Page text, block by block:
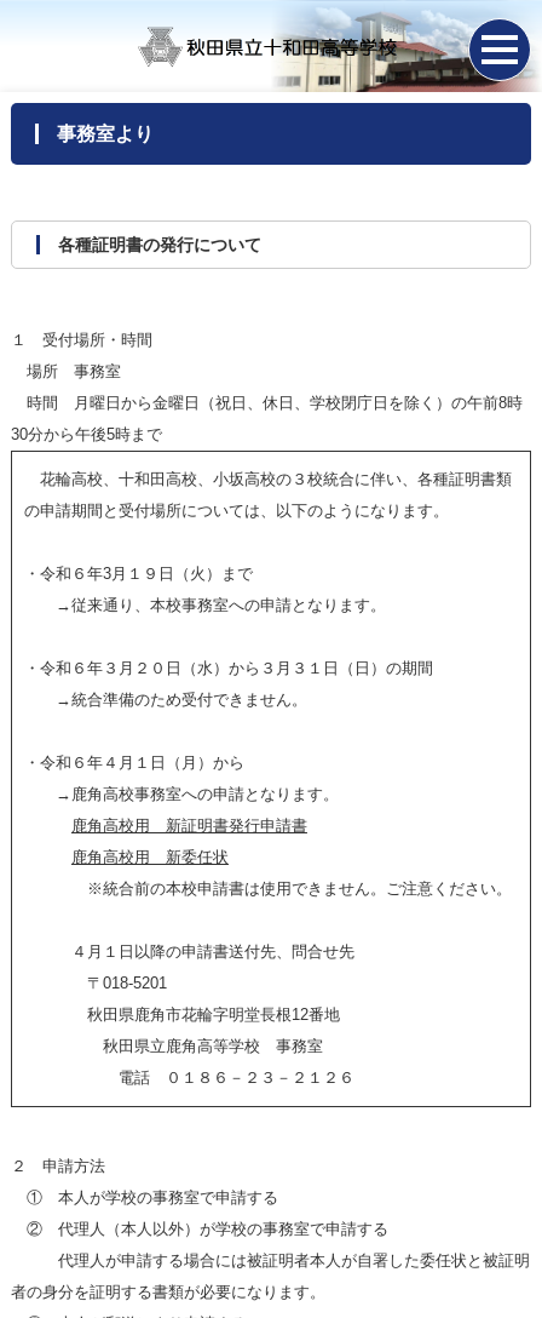
事務室より
各種証明書の発行について
１ 受付場所・時間
場所 事務室
時間 月曜日から金曜日（祝日、休日、学校閉庁日を除く）の午前8時
30分から午後5時まで
花輪高校、十和田高校、小坂高校の３校統合に伴い、各種証明書類
の申請期間と受付場所については、以下のようになります。
・令和６年3月１９日（火）まで
→従来通り、本校事務室への申請となります。
・令和６年３月２０日（水）から３月３１日（日）の期間
→統合準備のため受付できません。
・令和６年４月１日（月）から
→鹿角高校事務室への申請となります。
鹿角高校用 新証明書発行申請書
鹿角高校用 新委任状
※統合前の本校申請書は使用できません。ご注意ください。
４月１日以降の申請書送付先、問合せ先
〒018-5201
秋田県鹿角市花輪字明堂長根12番地
秋田県立鹿角高等学校 事務室
電話 ０１８６－２３－２１２６
２ 申請方法
① 本人が学校の事務室で申請する
② 代理人（本人以外）が学校の事務室で申請する
代理人が申請する場合には被証明者本人が自署した委任状と被証明
者の身分を証明する書類が必要になります。